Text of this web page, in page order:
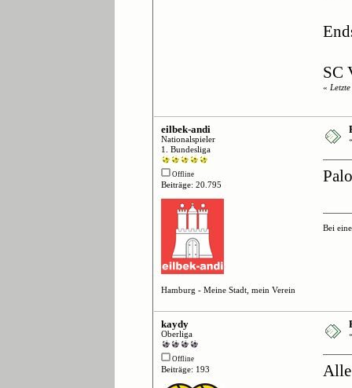
SC
«
eilbek-andi
Nationalspieler
1. Bundesliga
Offline
Beiträge: 20.795
Hamburg - Meine Stadt, mein Verein
Bei
kaydy
Oberliga
Offline
Beiträge: 193